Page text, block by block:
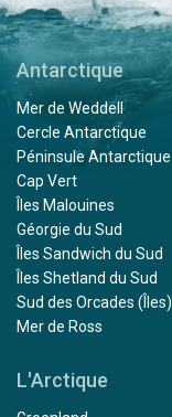
Antarctique
Mer de Weddell
Cercle Antarctique
Péninsule Antarctique
Cap Vert
Îles Malouines
Géorgie du Sud
Îles Sandwich du Sud
Îles Shetland du Sud
Sud des Orcades (Îles)
Mer de Ross
L'Arctique